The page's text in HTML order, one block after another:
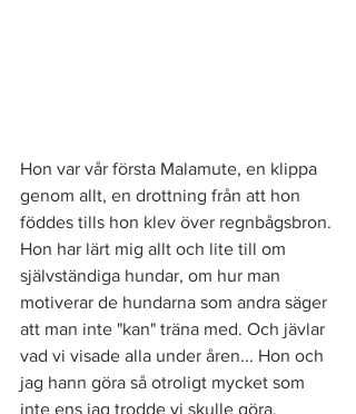
Hon var vår första Malamute, en klippa
genom allt, en drottning från att hon
föddes tills hon klev över regnbågsbron.
Hon har lärt mig allt och lite till om
självständiga hundar, om hur man
motiverar de hundarna som andra säger
att man inte "kan" träna med. Och jävlar
vad vi visade alla under åren... Hon och
jag hann göra så otroligt mycket som
inte ens jag trodde vi skulle göra,